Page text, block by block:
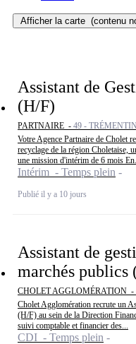
Afficher la carte (contenu
Assistant de
(H/F)
PARTNAIRE - 49 -
Votre Agence Partnaire de Cholet
recyclage de la région Choletaise,
une mission d'intérim de 6 mois
Intérim - Temps plein
Publié il y a 10 jours
Assistant de
marchés publics
CHOLET AGGLOMÉRATION -
Cholet Agglomération recrute un
(H/F) au sein de la Direction
suivi comptable et financier des...
CDI - Temps plein